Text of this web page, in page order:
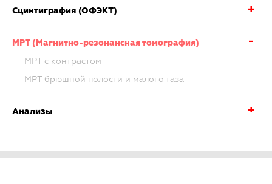
Сцинтиграфия (ОФЭКТ)
МРТ (Магнитно-резонансная томография)
МРТ с контрастом
МРТ брюшной полости и малого таза
Анализы